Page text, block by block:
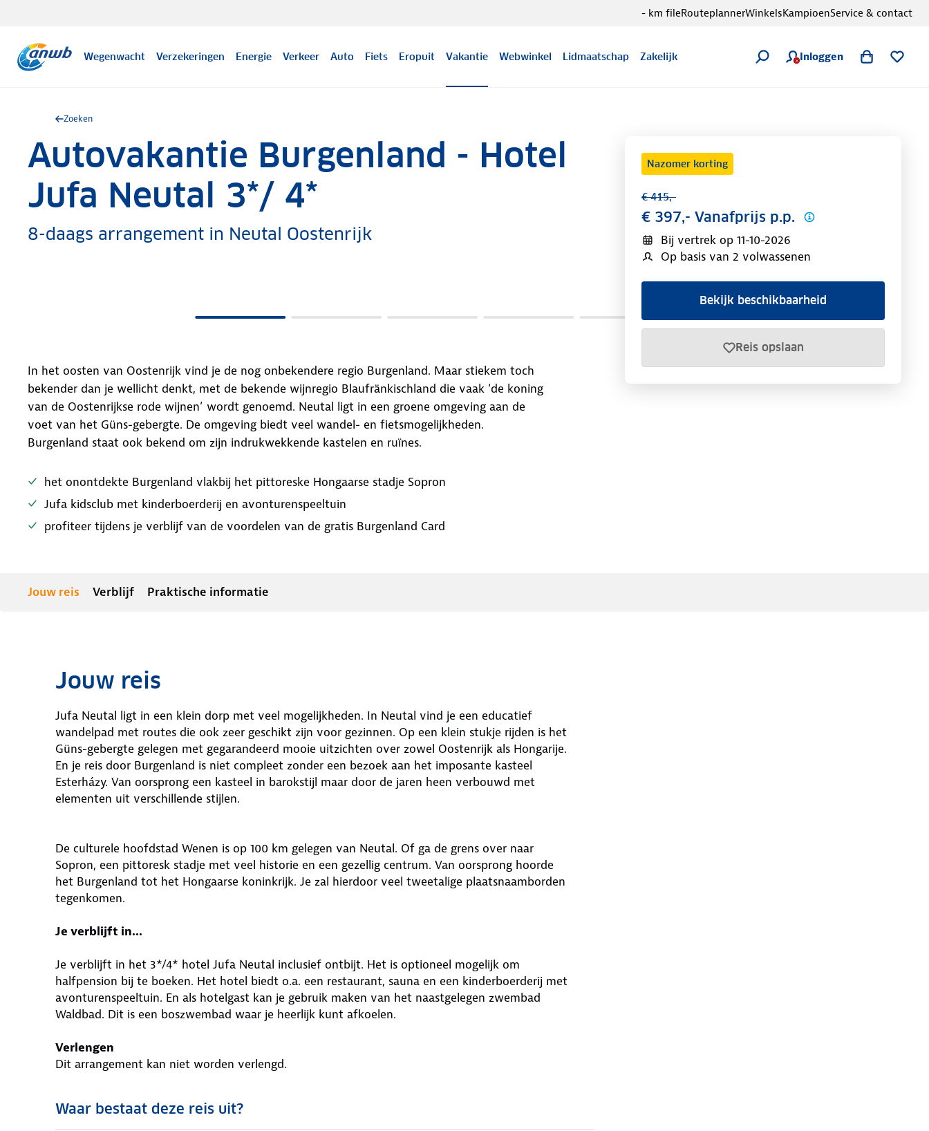
Wegenwacht Verzekeringen Energie Verkeer Auto Fiets Eropuit Vakantie Webwinkel Lidmaatschap Zakelijk Inloggen
- km fileRouteplannerWinkelsKampioenService & contact
Zoeken
Autovakantie Burgenland - Hotel
Jufa Neutal 3*/ 4*
8-daags arrangement in Neutal Oostenrijk
Nazomer korting
€ 415,-
€ 397,- Vanafprijs p.p.
Bij vertrek op 11-10-2026
Op basis van 2 volwassenen
Bekijk beschikbaarheid
Reis opslaan
In het oosten van Oostenrijk vind je de nog onbekendere regio Burgenland. Maar stiekem toch
bekender dan je wellicht denkt, met de bekende wijnregio Blaufränkischland die vaak ‘de koning
van de Oostenrijkse rode wijnen’ wordt genoemd. Neutal ligt in een groene omgeving aan de
voet van het Güns-gebergte. De omgeving biedt veel wandel- en fietsmogelijkheden.
Burgenland staat ook bekend om zijn indrukwekkende kastelen en ruïnes.
het onontdekte Burgenland vlakbij het pittoreske Hongaarse stadje Sopron
Jufa kidsclub met kinderboerderij en avonturenspeeltuin
profiteer tijdens je verblijf van de voordelen van de gratis Burgenland Card
Jouw reis Verblijf Praktische informatie
Jouw reis
Jufa Neutal ligt in een klein dorp met veel mogelijkheden. In Neutal vind je een educatief
wandelpad met routes die ook zeer geschikt zijn voor gezinnen. Op een klein stukje rijden is het
Güns-gebergte gelegen met gegarandeerd mooie uitzichten over zowel Oostenrijk als Hongarije.
En je reis door Burgenland is niet compleet zonder een bezoek aan het imposante kasteel
Esterházy. Van oorsprong een kasteel in barokstijl maar door de jaren heen verbouwd met
elementen uit verschillende stijlen.
De culturele hoofdstad Wenen is op 100 km gelegen van Neutal. Of ga de grens over naar
Sopron, een pittoresk stadje met veel historie en een gezellig centrum. Van oorsprong hoorde
het Burgenland tot het Hongaarse koninkrijk. Je zal hierdoor veel tweetalige plaatsnaamborden
tegenkomen.
Je verblijft in...
Je verblijft in het 3*/4* hotel Jufa Neutal inclusief ontbijt. Het is optioneel mogelijk om
halfpension bij te boeken. Het hotel biedt o.a. een restaurant, sauna en een kinderboerderij met
avonturenspeeltuin. En als hotelgast kan je gebruik maken van het naastgelegen zwembad
Waldbad. Dit is een boszwembad waar je heerlijk kunt afkoelen.
Verlengen
Dit arrangement kan niet worden verlengd.
Waar bestaat deze reis uit?